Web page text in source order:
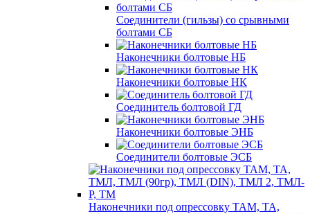
Соединители (гильзы) со срывными
болтами СБ
Наконечники болтовые НБ
Наконечники болтовые НК
Соединитель болтовой ГД
Наконечники болтовые ЭНБ
Соединители болтовые ЭСБ
Наконечники под опрессовку ТАМ, ТА,